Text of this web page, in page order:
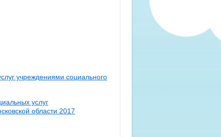
учреждениями социального
услуг
области 2017